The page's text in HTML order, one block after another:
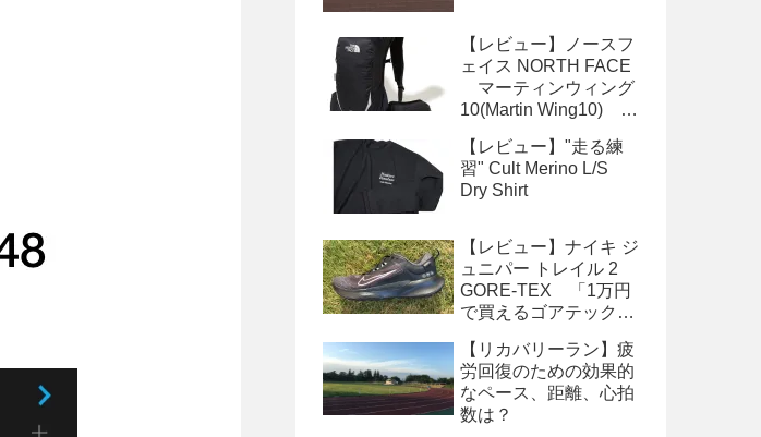
【レビュー】ノースフ
ェイス NORTH FACE
マーティンウィング
10(Martin Wing10) サ
使い方
【レビュー】"走る練
習" Cult Merino L/S
Dry Shirt
【レビュー】ナイキ ジ
ュニパー トレイル 2
GORE-TEX 「1万円
で買えるゴアテックス
【リカバリーラン】疲
労回復のための効果的
なペース、距離、心拍
数は？